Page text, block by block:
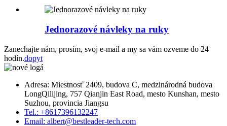
Jednorazové návleky na ruky
Zanechajte nám, prosím, svoj e-mail a my sa vám ozveme do 24
hodín.dopyt
Adresa: Miestnosť 2409, budova C, medzinárodná budova
LongQilijing, 757 Qianjin East Road, mesto Kunshan, mesto
Suzhou, provincia Jiangsu
Tel.: +8617396132247
Email: albert@bestleader-tech.com